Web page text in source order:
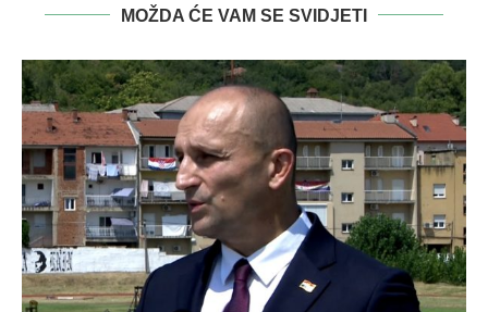
MOŽDA ĆE VAM SE SVIDJETI